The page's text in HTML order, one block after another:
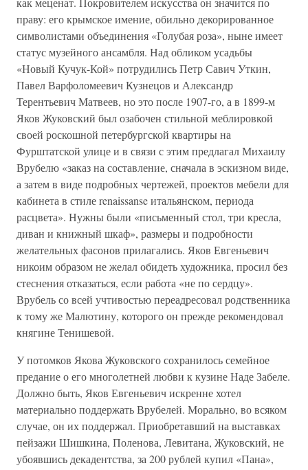
праву: его крымское имение, обильно декорированное
символистами объединения «Голубая роза», ныне имеет
статус музейного ансамбля. Над обликом усадьбы
«Новый Кучук-Кой» потрудились Петр Савич Уткин,
Павел Варфоломеевич Кузнецов и Александр
Терентьевич Матвеев, но это после 1907-го, а в 1899-м
Яков Жуковский был озабочен стильной меблировкой
своей роскошной петербургской квартиры на
Фурштатской улице и в связи с этим предлагал Михаилу
Врубелю «заказ на составление, сначала в эскизном виде,
а затем в виде подробных чертежей, проектов мебели для
кабинета в стиле renaissanse итальянском, периода
расцвета». Нужны были «письменный стол, три кресла,
диван и книжный шкаф», размеры и подробности
желательных фасонов прилагались. Яков Евгеньевич
никоим образом не желал обидеть художника, просил без
стеснения отказаться, если работа «не по сердцу».
Врубель со всей учтивостью переадресовал родственника
к тому же Малютину, которого он прежде рекомендовал
княгине Тенишевой.
У потомков Якова Жуковского сохранилось семейное
предание о его многолетней любви к кузине Наде Забеле.
Должно быть, Яков Евгеньевич искренне хотел
материально поддержать Врубелей. Морально, во всяком
случае, он их поддержал. Приобретавший на выставках
пейзажи Шишкина, Поленова, Левитана, Жуковский, не
убоявшись декадентства, за 200 рублей купил «Пана»,